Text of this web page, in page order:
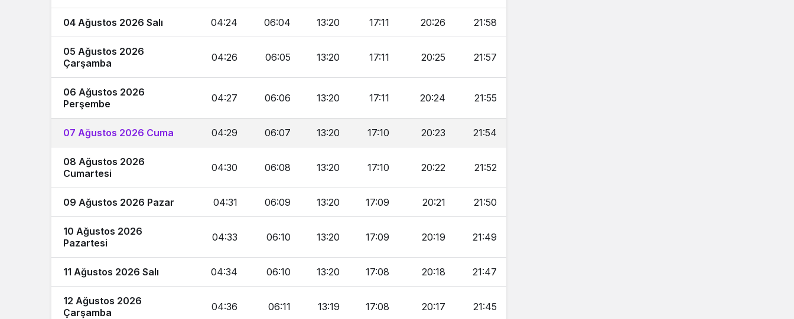
04 Ağustos 2026 Salı 04:24 06:04 13:20 17:11 20:26 21:58
05 Ağustos 2026
Çarşamba
04:26 06:05 13:20 17:11 20:25 21:57
06 Ağustos 2026
Perşembe
04:27 06:06 13:20 17:11 20:24 21:55
07 Ağustos 2026 Cuma 04:29 06:07 13:20 17:10 20:23 21:54
08 Ağustos 2026
Cumartesi
04:30 06:08 13:20 17:10 20:22 21:52
09 Ağustos 2026 Pazar 04:31 06:09 13:20 17:09 20:21 21:50
10 Ağustos 2026
Pazartesi
04:33 06:10 13:20 17:09 20:19 21:49
11 Ağustos 2026 Salı 04:34 06:10 13:20 17:08 20:18 21:47
12 Ağustos 2026
Çarşamba
04:36 06:11 13:19 17:08 20:17 21:45